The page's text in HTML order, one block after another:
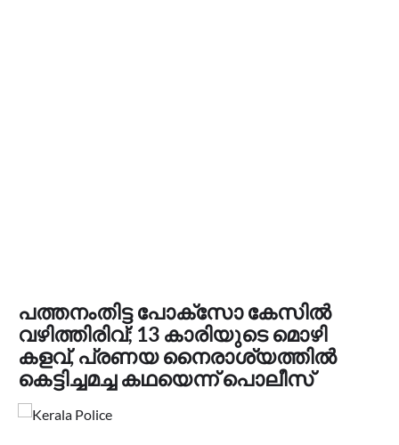
പത്തനംതിട്ട പോക്സോ കേസില്‍
വഴിത്തിരിവ്; 13 കാരിയുടെ മൊഴി
കളവ്, പ്രണയ നൈരാശ്യത്തില്‍
കെട്ടിച്ചമച്ച കഥയെന്ന് പൊലീസ്